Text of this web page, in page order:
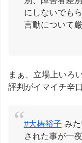
にしないでも
言動について
まぁ、立場上いろ
評判がイマイチ辛
#大椿裕子 み
された事が一